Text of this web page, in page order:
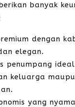
banyak
dengan
elegan.
penumpang
keluarga
yang